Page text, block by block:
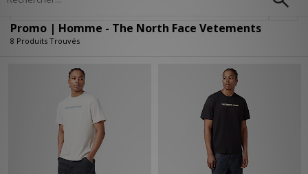
Promo | Homme - The North Face Vetements
8 Produits Trouvés